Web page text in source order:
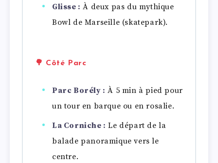
Glisse : À deux pas du mythique
Bowl de Marseille (skatepark).
🌳 Côté Parc
Parc Borély : À 5 min à pied pour
un tour en barque ou en rosalie.
La Corniche : Le départ de la
balade panoramique vers le
centre.